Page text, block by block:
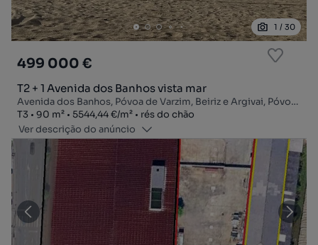
1 / 30
499 000 €
T2 + 1 Avenida dos Banhos vista mar
Avenida dos Banhos, Póvoa de Varzim, Beiriz e Argivai, Póvoa de Varzim, Porto
Tipologia
T3
Zona90 m²
Preço por metro quadrado
5544,44 €/m²
Andar
rés do chão
Ver descrição do anúncio